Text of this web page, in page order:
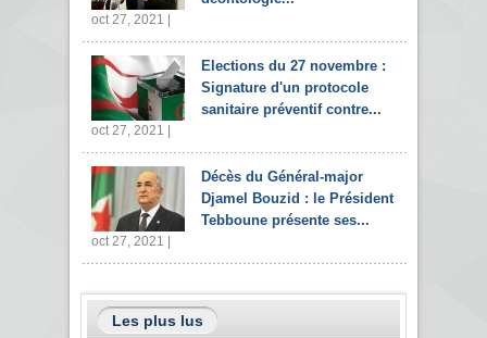
oct 27, 2021 |
Elections du 27 novembre :
Signature d'un protocole
sanitaire préventif contre...
oct 27, 2021 |
Décès du Général-major
Djamel Bouzid : le Président
Tebboune présente ses...
oct 27, 2021 |
Les plus lus